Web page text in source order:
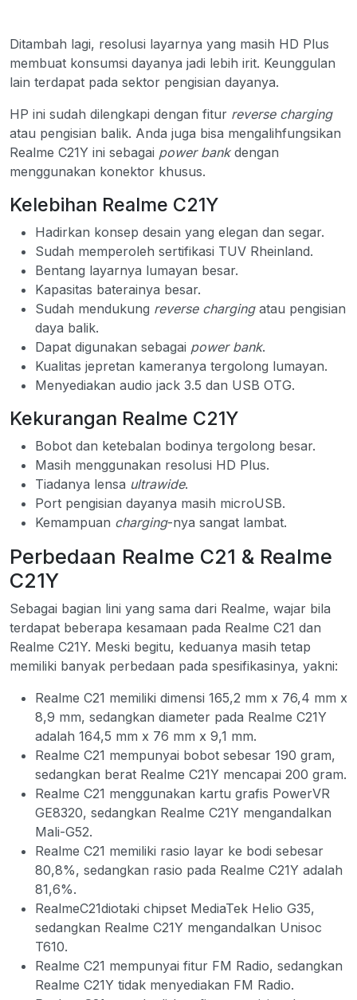
Ditambah lagi, resolusi layarnya yang masih HD Plus
membuat konsumsi dayanya jadi lebih irit. Keunggulan
lain terdapat pada sektor pengisian dayanya.
HP ini sudah dilengkapi dengan fitur reverse charging
atau pengisian balik. Anda juga bisa mengalihfungsikan
Realme C21Y ini sebagai power bankdengan
menggunakan konektor khusus.
Kelebihan Realme C21Y
Hadirkan konsep desain yang elegan dan segar.
Sudah memperoleh sertifikasi TUV Rheinland.
Bentang layarnya lumayan besar.
Kapasitas baterainya besar.
Sudah mendukung reverse chargingatau pengisian
daya balik.
Dapat digunakan sebagai power bank.
Kualitas jepretan kameranya tergolong lumayan.
Menyediakan audio jack 3.5 dan USB OTG.
Kekurangan Realme C21Y
Bobot dan ketebalan bodinya tergolong besar.
Masih menggunakan resolusi HD Plus.
Tiadanya lensa ultrawide.
Port pengisian dayanya masih microUSB.
Kemampuan charging-nya sangat lambat.
Perbedaan Realme C21 & Realme
C21Y
Sebagai bagian lini yang sama dari Realme, wajar bila
terdapat beberapa kesamaan pada Realme C21 dan
Realme C21Y. Meski begitu, keduanya masih tetap
memiliki banyak perbedaan pada spesifikasinya, yakni:
Realme C21 memiliki dimensi 165,2 mm x 76,4 mm x
8,9 mm, sedangkan diameter pada Realme C21Y
adalah 164,5 mm x 76 mm x 9,1 mm.
Realme C21 mempunyai bobot sebesar 190 gram,
sedangkan berat Realme C21Y mencapai 200 gram.
Realme C21 menggunakan kartu grafis PowerVR
GE8320, sedangkan Realme C21Y mengandalkan
Mali-G52.
Realme C21 memiliki rasio layar ke bodi sebesar
80,8%, sedangkan rasio pada Realme C21Y adalah
81,6%.
RealmeC21diotaki chipset MediaTek Helio G35,
sedangkan Realme C21Y mengandalkan Unisoc
T610.
Realme C21 mempunyai fitur FM Radio, sedangkan
Realme C21Y tidak menyediakan FM Radio.